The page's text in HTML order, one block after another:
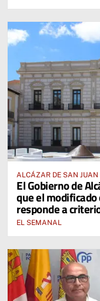
ALCÁZAR DE SAN JUAN
El Gobierno de
que el modificado
responde a
EL SEMANAL